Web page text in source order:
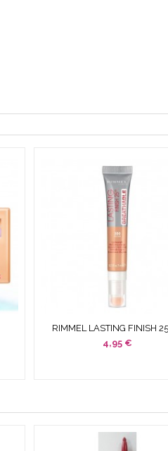
RIMMEL LASTING FINISH
BREATHABLE 300
4,95 €